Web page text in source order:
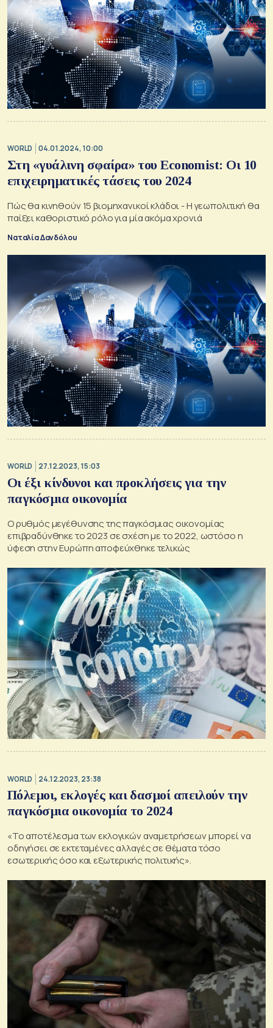
WORLD 04.01.2024, 10:00
Στη «γυάλινη σφαίρα» του Economist: Οι 10
επιχειρηματικές τάσεις του 2024
Πώς θα κινηθούν 15 βιομηχανικοί κλάδοι - Η γεωπολιτική θα
παίξει καθοριστικό ρόλο για μία ακόμα χρονιά
Ναταλία Δανδόλου
WORLD 27.12.2023, 15:03
Οι έξι κίνδυνοι και προκλήσεις για την
παγκόσμια οικονομία
Ο ρυθμός μεγέθυνσης της παγκόσμιας οικονομίας
επιβραδύνθηκε το 2023 σε σχέση με το 2022, ωστόσο η
ύφεση στην Ευρώπη αποφεύχθηκε τελικώς
WORLD 24.12.2023, 23:38
Πόλεμοι, εκλογές και δασμοί απειλούν την
παγκόσμια οικονομία το 2024
«Το αποτέλεσμα των εκλογικών αναμετρήσεων μπορεί να
οδηγήσει σε εκτεταμένες αλλαγές σε θέματα τόσο
εσωτερικής όσο και εξωτερικής πολιτικής».